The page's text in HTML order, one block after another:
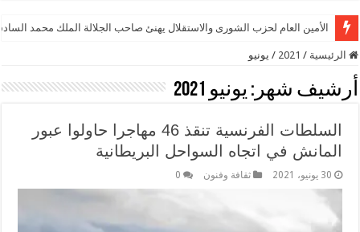
الأمين العام لحزب الشورى والاستقلال يهنئ صاحب الجلالة الملك محمد
الرئيسية /
2021
/ يونيو
أرشيف شهر: يونيو 2021
السلطات الفرنسية تنقذ 46 مهاجرا حاولوا عبور
المانش في اتجاه السواحل البريطانية
30 يونيو، 2021 ثقافة وفنون 0